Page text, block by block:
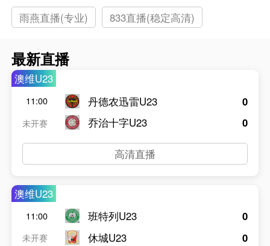
雨燕直播(专业)
833直播(稳定高清)
最新直播
澳维U23
11:00
未开赛
丹德农迅雷U23
乔治十字U23
0
0
高清直播
澳维U23
11:00
未开赛
班特列U23
休城U23
0
0